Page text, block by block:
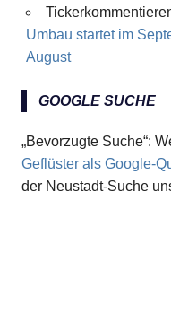
Umbau startet im
August
GOOGLE SUCHE
„Bevorzugte Suche“:
Geflüster als Google-
der Neustadt-Suche